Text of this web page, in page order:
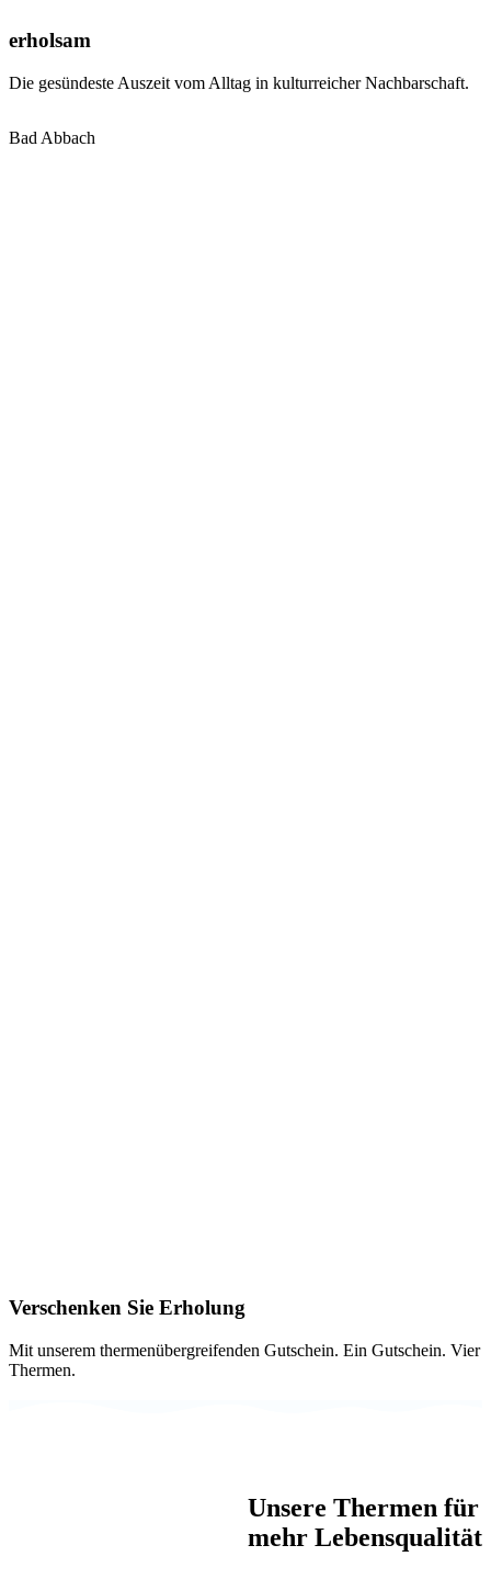
erholsam
Die gesündeste Auszeit vom Alltag in kulturreicher Nachbarschaft.
Bad Abbach
Verschenken Sie Erholung
Mit unserem thermenübergreifenden Gutschein. Ein Gutschein. Vier
Thermen.
Unsere Thermen für
mehr Lebensqualität